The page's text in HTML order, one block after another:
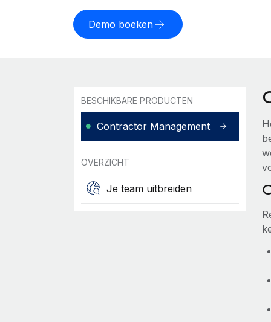
Demo boeken
BESCHIKBARE PRODUCTEN
Contractor Management
OVERZICHT
Je team uitbreiden